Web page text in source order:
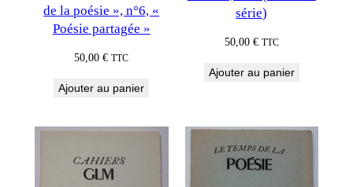
de la poésie », n°6, «
Poésie partagée »
50,00€ TTC
Ajouter au panier
série)
50,00 € TTC
Ajouter au panier